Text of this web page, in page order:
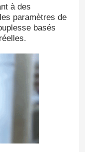
à des
paramètres de
basés